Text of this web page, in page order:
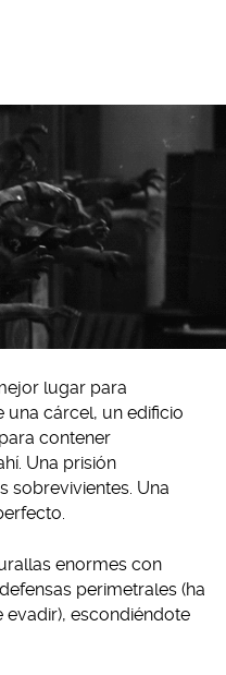
lugar para
cárcel, un edificio
contener
Una prisión
sobrevivientes. Una
enormes con
perimetrales (ha
escondiéndote